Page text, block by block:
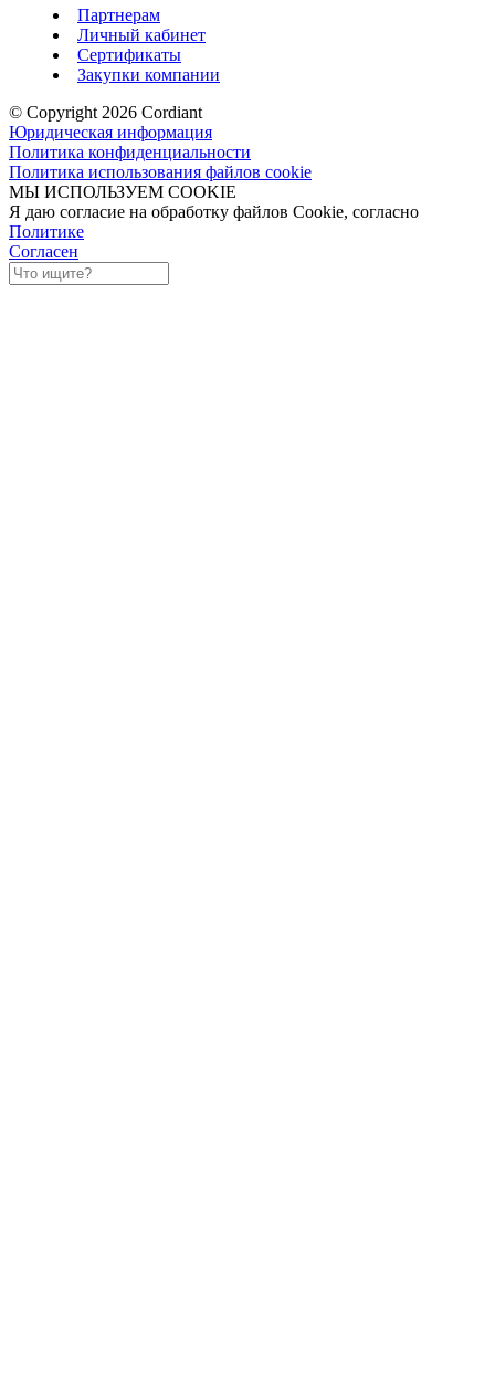
Партнерам
Личный кабинет
Сертификаты
Закупки компании
© Copyright 2026 Cordiant
Юридическая информация
Политика конфиденциальности
Политика использования файлов cookie
МЫ ИСПОЛЬЗУЕМ COOKIE
Я даю согласие на обработку файлов Cookie, согласно
Политике
Согласен